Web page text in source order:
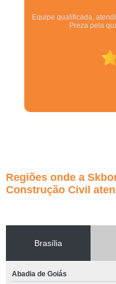
Equipe qualificada,
Preza pela
Regiões onde a
Construção Civil
Brasília
Abadia de Goiás